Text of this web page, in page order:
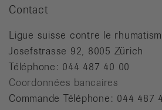
Contact
Ligue suisse contre le
Josefstrasse 92, 8005 Zürich
Téléphone: 044 487 40 00
Coordonnées bancaires
Commande Téléphone: 044 487